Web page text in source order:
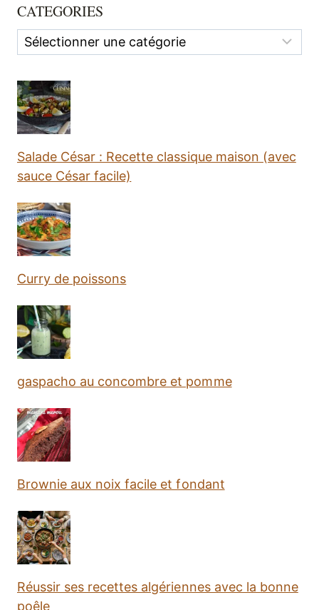
CATEGORIES
Categories
Salade César : Recette classique maison (avec
sauce César facile)
Curry de poissons
gaspacho au concombre et pomme
Brownie aux noix facile et fondant
Réussir ses recettes algériennes avec la bonne
poêle